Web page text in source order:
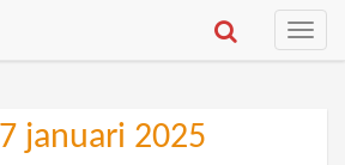
Toggle
januari 2025